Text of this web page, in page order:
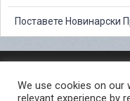
Поставете Новинарски
СЛОБОДЕН ПРИСТАП
We use cookies on our
relevant experience by